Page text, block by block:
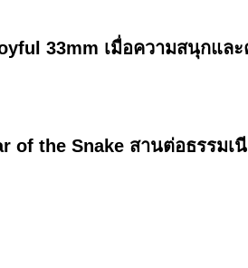
33mm เมื่อความสนุกแล
of the Snake สานต่อธรรม